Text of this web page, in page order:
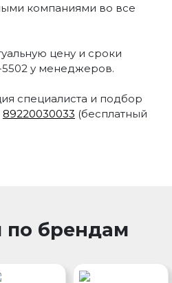
компаниями во все
цену и сроки
5502 у менеджеров.
специалиста и подбор
89220030033 (бесплатный
по брендам